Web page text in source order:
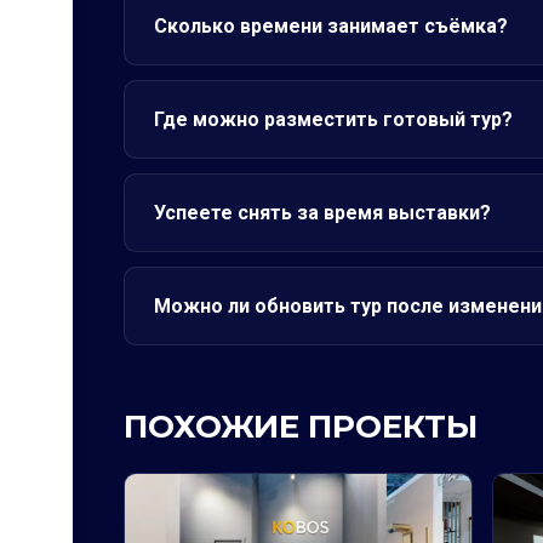
Сколько времени занимает съёмка?
Где можно разместить готовый тур?
Успеете снять за время выставки?
Можно ли обновить тур после
ПОХОЖИЕ ПРОЕКТЫ